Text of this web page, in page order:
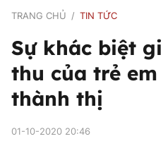
TRANG CHỦ TIN TỨC
Sự khác biệt
thu của trẻ
thành thị
01-10-2020 20:46